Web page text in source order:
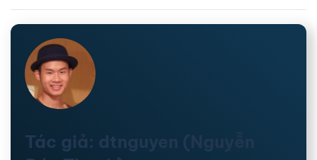
Tác giả: dtnguyen (Nguyễn